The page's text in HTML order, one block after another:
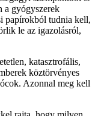
a gyógyszerek
papírokból tudnia kell,
le az igazolásról,
katasztrofális,
köztörvényes
Azonnal meg kell